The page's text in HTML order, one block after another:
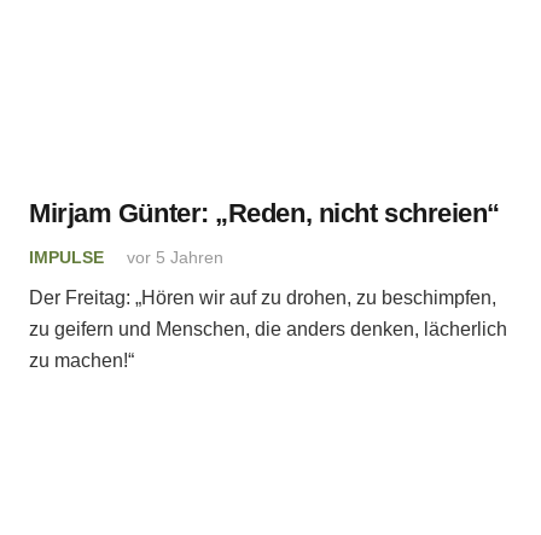
Mirjam Günter: „Reden, nicht schreien“
IMPULSE vor 5 Jahren
Der Freitag: „Hören wir auf zu drohen, zu beschimpfen,
zu geifern und Menschen, die anders denken, lächerlich
zu machen!“